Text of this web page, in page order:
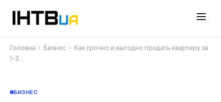
Головна › Бизнес › Как срочно и выгодно продать квартиру за
1-3…
БИЗНЕС